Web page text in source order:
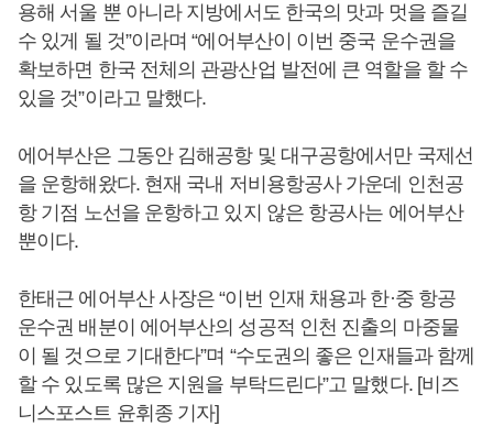
용해 서울 뿐 아니라 지방에서도 한국의 맛과 멋을 즐길
수 있게 될 것”이라며 “에어부산이 이번 중국 운수권을
확보하면 한국 전체의 관광산업 발전에 큰 역할을 할 수
있을 것”이라고 말했다.
에어부산은 그동안 김해공항 및 대구공항에서만 국제선
을 운항해왔다. 현재 국내 저비용항공사 가운데 인천공
항 기점 노선을 운항하고 있지 않은 항공사는 에어부산
뿐이다.
한태근 에어부산 사장은 “이번 인재 채용과 한·중 항공
운수권 배분이 에어부산의 성공적 인천 진출의 마중물
이 될 것으로 기대한다”며 “수도권의 좋은 인재들과 함께
할 수 있도록 많은 지원을 부탁드린다”고 말했다. [비즈
니스포스트 윤휘종 기자]